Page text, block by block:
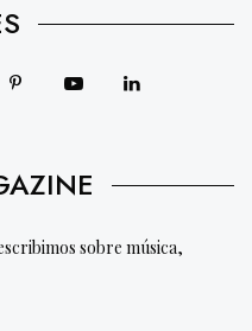
sobre música,